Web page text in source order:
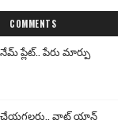
COMMENTS
ప్లేట్‌.. పేరు మార్పు
చేయగలరు.. వాట్ యాన్